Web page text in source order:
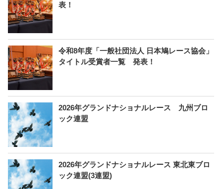
表！
令和8年度「一般社団法人 日本鳩レース協会」
タイトル受賞者一覧 発表！
2026年グランドナショナルレース 九州ブロ
ック連盟
2026年グランドナショナルレース 東北東ブロ
ック連盟(3連盟)